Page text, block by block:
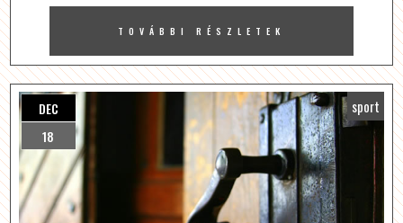
TOVÁBBI RÉSZLETEK
DEC
18
sport